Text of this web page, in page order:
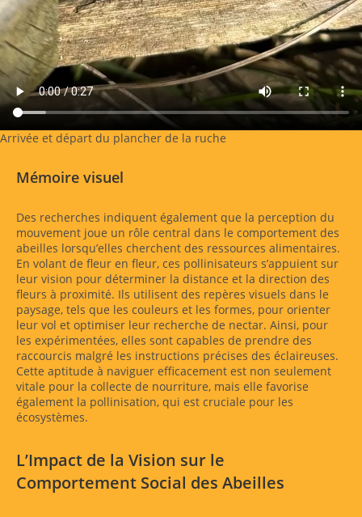
Arrivée et départ du plancher de la ruche
Mémoire visuel
Des recherches indiquent également que la perception du
mouvement joue un rôle central dans le comportement des
abeilles lorsqu’elles cherchent des ressources alimentaires.
En volant de fleur en fleur, ces pollinisateurs s’appuient sur
leur vision pour déterminer la distance et la direction des
fleurs à proximité. Ils utilisent des repères visuels dans le
paysage, tels que les couleurs et les formes, pour orienter
leur vol et optimiser leur recherche de nectar. Ainsi, pour
les expérimentées, elles sont capables de prendre des
raccourcis malgré les instructions précises des éclaireuses.
Cette aptitude à naviguer efficacement est non seulement
vitale pour la collecte de nourriture, mais elle favorise
également la pollinisation, qui est cruciale pour les
écosystèmes.
L’Impact de la Vision sur le
Comportement Social des Abeilles